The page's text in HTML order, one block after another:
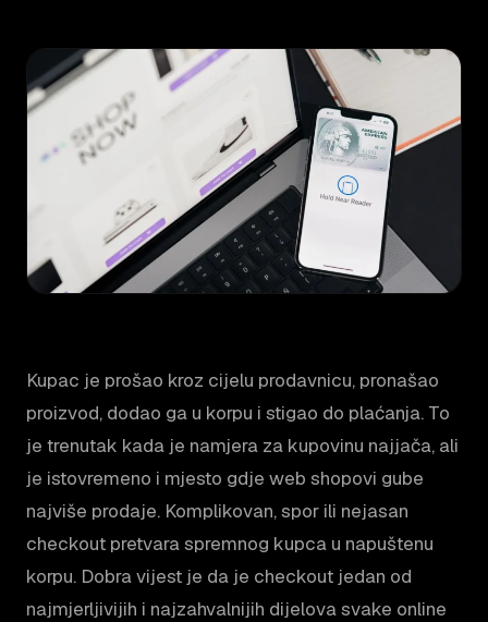
Kupac je prošao kroz cijelu prodavnicu, pronašao
proizvod, dodao ga u korpu i stigao do plaćanja. To
je trenutak kada je namjera za kupovinu najjača, ali
je istovremeno i mjesto gdje web shopovi gube
najviše prodaje. Komplikovan, spor ili nejasan
checkout pretvara spremnog kupca u napuštenu
korpu. Dobra vijest je da je checkout jedan od
najmjerljivijih i najzahvalnijih dijelova svake online